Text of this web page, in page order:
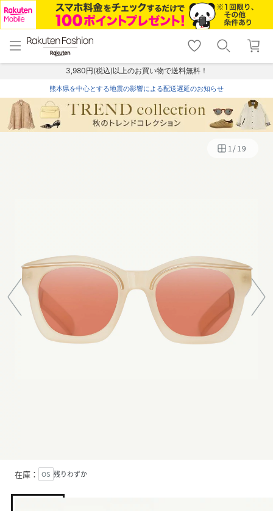
menu home
トップ
shopping_cart lock_outline
ログイン
3,980円(税込)以上のお買い物で送料無料！
熊本県を中心とする地震の影響による配送遅延のお知らせ
1/19
在庫： OS 残りわずか